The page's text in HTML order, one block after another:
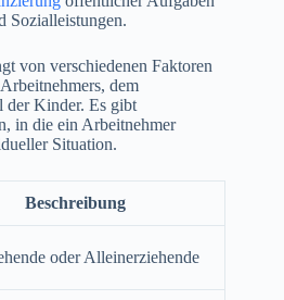
Sozialleistungen.
von verschiedenen Faktoren
dem
der Kinder. Es gibt
in die ein Arbeitnehmer
Situation.
Beschreibung
oder Alleinerziehende